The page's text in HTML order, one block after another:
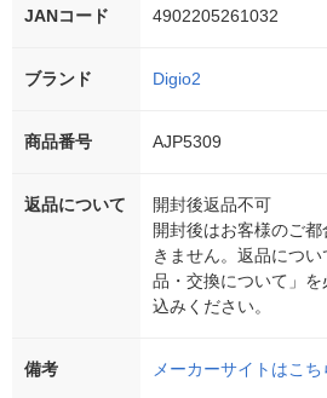
JANコード 4902205261032
ブランド Digio2
商品番号 AJP5309
返品について
開封後返品不可
開封後はお客様のご
きません。返品につ
品・交換について」
込みください。
備考 メーカーサイトはこち